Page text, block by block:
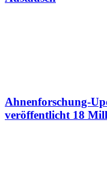
Ahnenforschung-
veröffentlicht 18